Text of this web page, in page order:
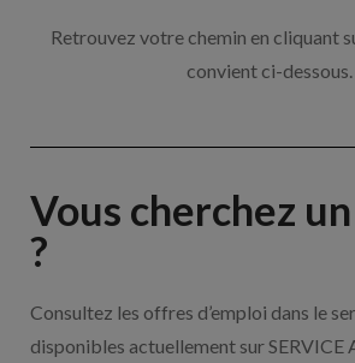
Retrouvez votre chemin en cliquant
convient ci-dessous.
Vous cherchez
?
Consultez les offres d’emploi dans le
disponibles actuellement sur SERVICE